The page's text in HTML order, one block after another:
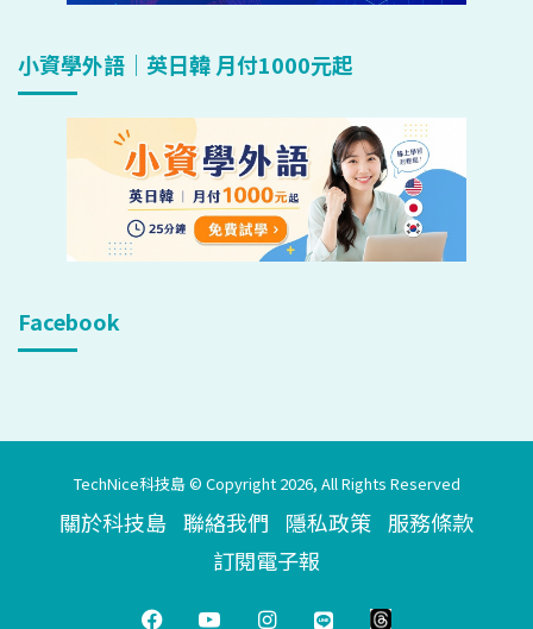
小資學外語｜英日韓 月付1000元起
Facebook
TechNice科技島 © Copyright 2026, All Rights Reserved
關於科技島 聯絡我們 隱私政策 服務條款
訂閱電子報